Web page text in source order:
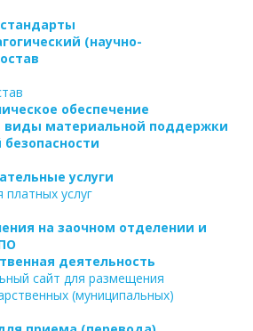
(научно-
обеспечение
виды материальной поддержки
услуги
услуг
на заочном отделении и
деятельность
сайт для размещения
(муниципальных)